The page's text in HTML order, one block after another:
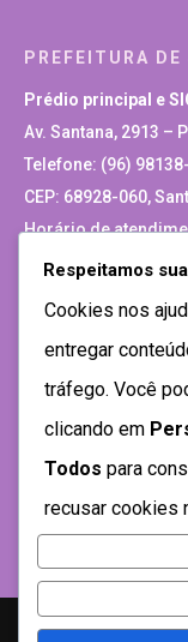
PREFEITURA
Prédio principal e
Av. Santana, 2913 –
Telefone: (96)
CEP: 68928-060,
Horário de
Site Antigo
Respeitamos
Cookies nos
entregar
tráfego. Você
clicando em
Todos para
recusar cookies